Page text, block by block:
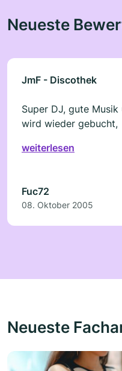
Neueste
JmF - Discothek
Super DJ, gute
wird wieder gebucht,
weiterlesen
Fuc72
08. Oktober 2005
Neueste